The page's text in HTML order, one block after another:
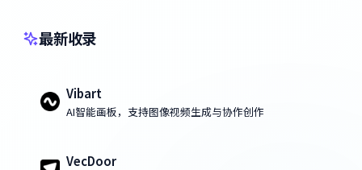
最新收录
Vibart
AI智能画板，支持图像视频生成与协作创作
VecDoor